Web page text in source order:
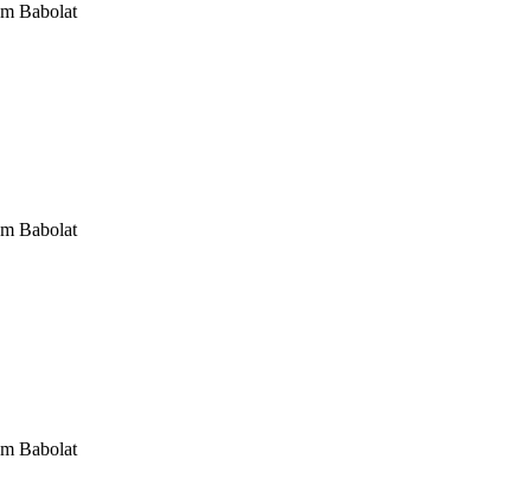
Babolat
Babolat
Babolat